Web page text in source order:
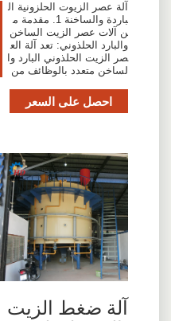
آلة عصر الزيوت الحلزونية ال
باردة والساخنة 1. مقدمة م
ن آلات عصر الزيت الساخن
والبارد الحلذوني: تعد آلة الع
صر الزيت الحلذوني البارد وا
لساخن متعدد بالوظائف من
احصل على السعر
آلة ضغط الزيت